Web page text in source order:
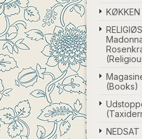
(Books)
NEDSAT